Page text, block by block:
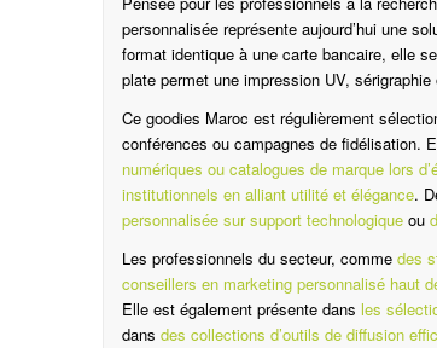
personnalisée représente aujourd’hui une
format identique à une carte bancaire, elle
plate permet une impression UV,
Ce goodies Maroc est régulièrement
conférences ou campagnes de fidélisation.
numériques ou catalogues de marque lors
institutionnels en alliant utilité et élégance.
personnalisée sur support technologique ou
Les professionnels du secteur, commedes
conseillers en marketing personnalisé haut
Elle est également présente dansles
dansdes collections d’outils de diffusion